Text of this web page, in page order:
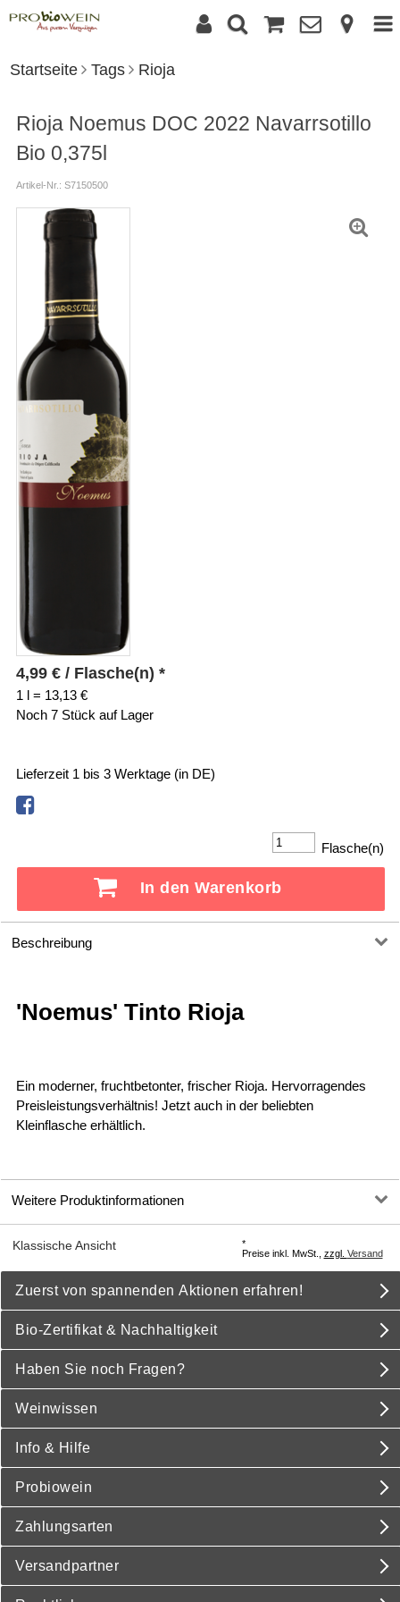
Startseite Tags Rioja
Rioja Noemus DOC 2022 Navarrsotillo
Bio 0,375l
Artikel-Nr.: S7150500
4,99 €/ Flasche(n) *
1 l = 13,13 €
Noch 7 Stück auf Lager
Lieferzeit 1 bis 3 Werktage (in DE)
Flasche(n)
In den Warenkorb
Beschreibung
'Noemus' Tinto Rioja
Ein moderner, fruchtbetonter, frischer Rioja. Hervorragendes
Preisleistungsverhältnis! Jetzt auch in der beliebten
Kleinflasche erhältlich.
Weitere Produktinformationen
Klassische Ansicht
*
Preise inkl. MwSt., zzgl. Versand
Zuerst von spannenden Aktionen erfahren!
Bio-Zertifikat & Nachhaltigkeit
Haben Sie noch Fragen?
Weinwissen
Info & Hilfe
Probiowein
Zahlungsarten
Versandpartner